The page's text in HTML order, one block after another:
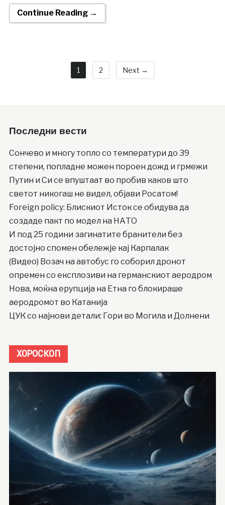
Continue Reading →
1 2 Next →
Последни вести
Сончево и многу топло со температури до 39
степени, попладне можен пороен дожд и грмежи
Путин и Си се впуштаат во пробив каков што
светот никогаш не видел, објави Росатом!
Foreign policy: Блискиот Исток се обидува да
создаде пакт по модел на НАТО
И под 25 години загинатите бранители без
достојно спомен обележје кај Карпалак
(Видео) Возач на автобус го соборил дронот
опремен со експлозиви на германскиот аеродром
Нова, моќна ерупција на Етна го блокираше
аеродромот во Катанија
ЦУК со најнови детали: Гори во Могила и Долнени
ХОРОСКОП